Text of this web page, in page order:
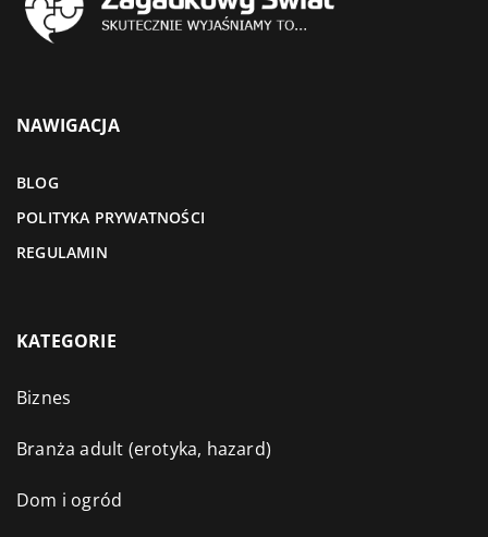
NAWIGACJA
BLOG
POLITYKA PRYWATNOŚCI
REGULAMIN
KATEGORIE
Biznes
Branża adult (erotyka, hazard)
Dom i ogród